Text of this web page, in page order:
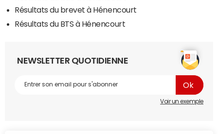
Résultats du brevet à Hénencourt
Résultats du BTS à Hénencourt
NEWSLETTER QUOTIDIENNE
Voir un exemple